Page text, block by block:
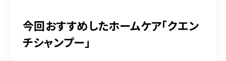
今回おすすめしたホームケア「クエン
チシャンプー」